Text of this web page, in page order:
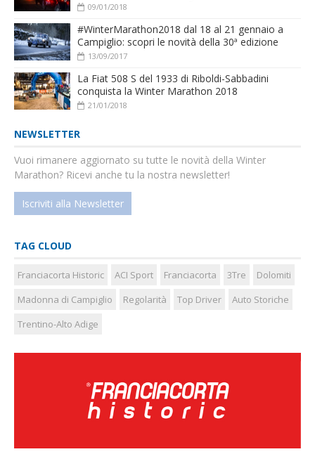
09/01/2018
#WinterMarathon2018 dal 18 al 21 gennaio a
Campiglio: scopri le novità della 30ª edizione
13/09/2017
La Fiat 508 S del 1933 di Riboldi-Sabbadini
conquista la Winter Marathon 2018
21/01/2018
NEWSLETTER
Vuoi rimanere aggiornato su tutte le novità della Winter
Marathon? Ricevi anche tu la nostra newsletter!
Iscriviti alla Newsletter
TAG CLOUD
Franciacorta Historic ACI Sport Franciacorta 3Tre
Dolomiti
Madonna di Campiglio
Regolarità Top Driver
Auto Storiche
Trentino-Alto Adige